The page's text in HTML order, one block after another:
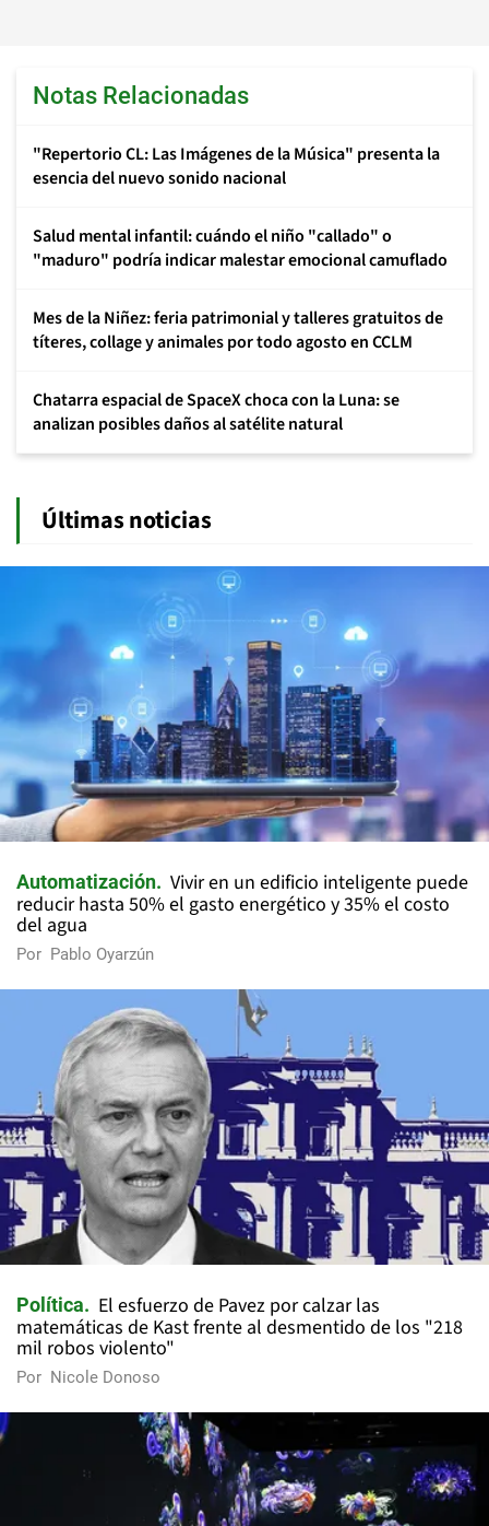
Notas Relacionadas
"Repertorio CL: Las Imágenes de la Música" presenta la
esencia del nuevo sonido nacional
Salud mental infantil: cuándo el niño "callado" o
"maduro" podría indicar malestar emocional camuflado
Mes de la Niñez: feria patrimonial y talleres gratuitos de
títeres, collage y animales por todo agosto en CCLM
Chatarra espacial de SpaceX choca con la Luna: se
analizan posibles daños al satélite natural
Últimas noticias
Automatización
Vivir en un edificio inteligente puede
reducir hasta 50% el gasto energético y 35% el costo
del agua
Por Pablo Oyarzún
Política
El esfuerzo de Pavez por calzar las
matemáticas de Kast frente al desmentido de los "218
mil robos violento"
Por Nicole Donoso